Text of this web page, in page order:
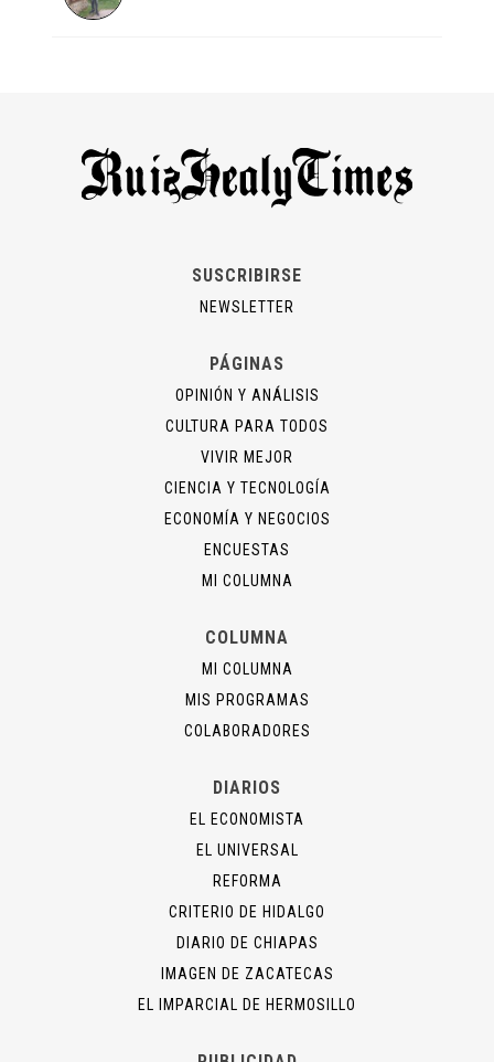
SUSCRIBIRSE
NEWSLETTER
PÁGINAS
OPINIÓN Y ANÁLISIS
CULTURA PARA TODOS
VIVIR MEJOR
CIENCIA Y TECNOLOGÍA
ECONOMÍA Y NEGOCIOS
ENCUESTAS
MI COLUMNA
COLUMNA
MI COLUMNA
MIS PROGRAMAS
COLABORADORES
DIARIOS
EL ECONOMISTA
EL UNIVERSAL
REFORMA
CRITERIO DE HIDALGO
DIARIO DE CHIAPAS
IMAGEN DE ZACATECAS
EL IMPARCIAL DE HERMOSILLO